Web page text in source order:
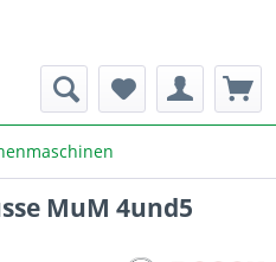
MuM 4und5